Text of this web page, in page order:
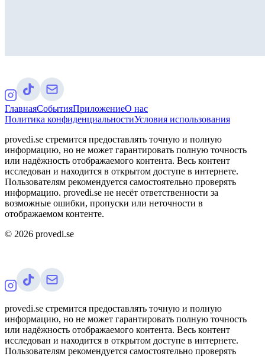
ГлавнаяСобытияПриложениеО нас
Политика конфиденциальностиУсловия использования
provedi.se стремится предоставлять точную и полную
информацию, но не может гарантировать полную точность
или надёжность отображаемого контента. Весь контент
исследован и находится в открытом доступе в интернете.
Пользователям рекомендуется самостоятельно проверять
информацию. provedi.se не несёт ответственности за
возможные ошибки, пропуски или неточности в
отображаемом контенте.
© 2026 provedi.se
provedi.se стремится предоставлять точную и полную
информацию, но не может гарантировать полную точность
или надёжность отображаемого контента. Весь контент
исследован и находится в открытом доступе в интернете.
Пользователям рекомендуется самостоятельно проверять